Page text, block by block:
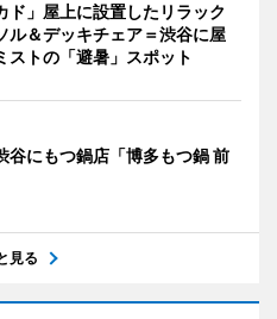
ド」屋上に設置したリラック
ル＆デッキチェア＝渋谷に屋
ストの「避暑」スポット
谷にもつ鍋店「博多もつ鍋 前
見る